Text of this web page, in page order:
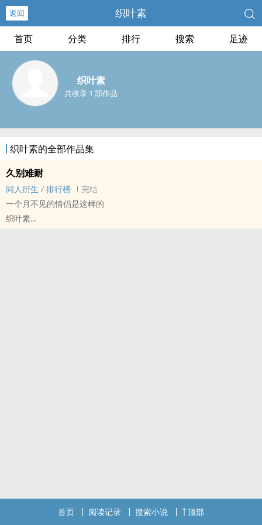
返回 织叶素
首页 分类 排行 搜索 足迹
织叶素
共收录 1 部作品
织叶素的全部作品集
久别难耐
同人衍生 / 排行榜
完结
一个月不见的情侣是这样的
织叶素
首页 阅读记录 搜索小说 顶部